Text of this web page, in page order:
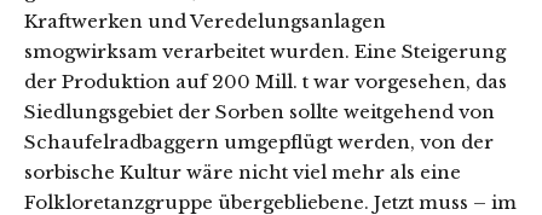
Kraftwerken und Veredelungsanlagen
smogwirksam verarbeitet wurden. Eine Steigerung
der Produktion auf 200 Mill. t war vorgesehen, das
Siedlungsgebiet der Sorben sollte weitgehend von
Schaufelradbaggern umgepflügt werden, von der
sorbische Kultur wäre nicht viel mehr als eine
Folkloretanzgruppe übergebliebene. Jetzt muss – im